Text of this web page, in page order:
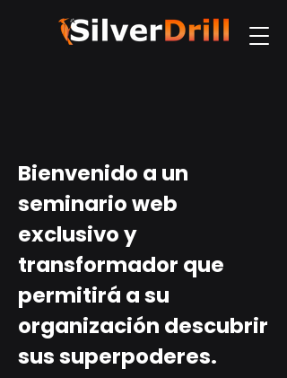
Bienvenido a un
seminario web
exclusivo y
transformador que
permitirá a su
organización descubrir
sus superpoderes.